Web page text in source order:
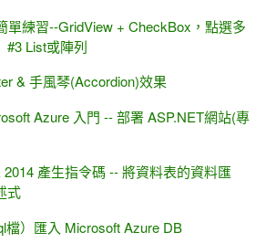
單練習--GridView + CheckBox，點選多
#3 List或陣列
& 手風琴(Accordion)效果
Azure 入門 -- 部署 ASP.NET網站(專
產生指令碼 -- 將資料表的資料匯
式
檔）匯入 Microsoft Azure DB